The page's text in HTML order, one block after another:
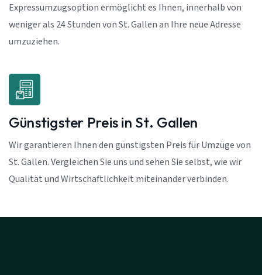
Expressumzugsoption ermöglicht es Ihnen, innerhalb von
weniger als 24 Stunden von St. Gallen an Ihre neue Adresse
umzuziehen.
Günstigster Preis in St. Gallen
Wir garantieren Ihnen den günstigsten Preis für Umzüge von
St. Gallen. Vergleichen Sie uns und sehen Sie selbst, wie wir
Qualität und Wirtschaftlichkeit miteinander verbinden.